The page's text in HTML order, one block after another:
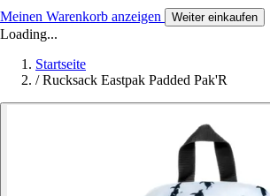
Meinen Warenkorb anzeigen Weiter einkaufen
Loading...
Startseite
/ Rucksack Eastpak Padded Pak'R